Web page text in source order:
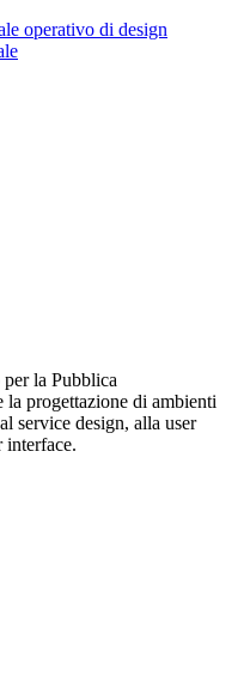
operativo di design
la Pubblica
la progettazione di ambienti
service design, alla user
interface.